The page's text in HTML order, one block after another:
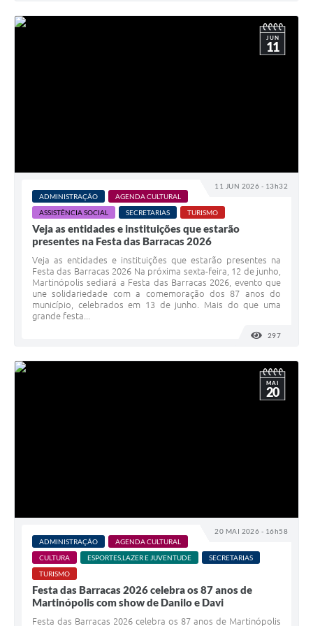
11 JUN 2026 - 13h32
JUN
11
ADMINISTRAÇÃO
AGENDA CULTURAL
ASSISTÊNCIA SOCIAL
SECRETARIAS TURISMO
Veja as entidades e instituições que estarão
presentes na Festa das Barracas 2026
Veja as entidades e instituições que estarão presentes na
Festa das Barracas 2026 Na próxima sexta-feira, 12 de junho,
Martinópolis sediará a Festa das Barracas 2026, evento que
une solidariedade com a comemoração dos 87 anos do
município, celebrados em 13 de junho. Mais do que uma
grande festa...
297
20 MAI 2026 - 16h58
MAI
20
ADMINISTRAÇÃO
AGENDA CULTURAL
CULTURA
ESPORTES,LAZER E JUVENTUDE
SECRETARIAS
TURISMO
Festa das Barracas 2026 celebra os 87 anos de
Martinópolis com show de Danilo e Davi
Festa das Barracas 2026 celebra os 87 anos de Martinópolis